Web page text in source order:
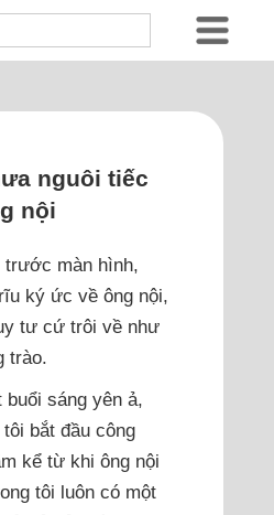
nguôi tiếc
nội
trước màn hình,
ký ức về ông nội,
tư cứ trôi về như
trào.
buổi sáng yên ả,
bắt đầu công
kể từ khi ông nội
tôi luôn có một